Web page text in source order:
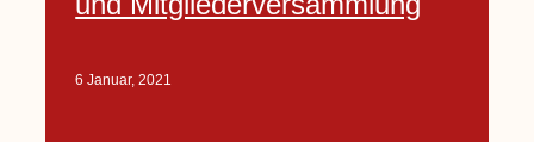
6 Januar, 2021